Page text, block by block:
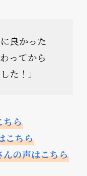
良かった
ってから
た！」
ちら
こちら
の声はこちら